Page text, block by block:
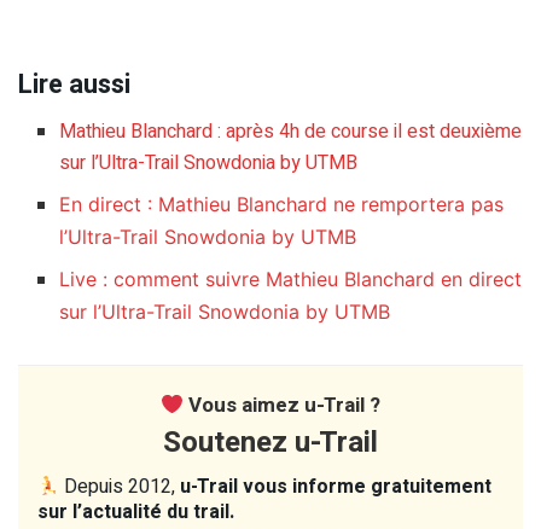
Lire aussi
Mathieu Blanchard : après 4h de course il est deuxième
sur l’Ultra-Trail Snowdonia by UTMB
En direct : Mathieu Blanchard ne remportera pas
l’Ultra-Trail Snowdonia by UTMB
Live : comment suivre Mathieu Blanchard en direct
sur l’Ultra-Trail Snowdonia by UTMB
Vous aimez u-Trail ?
Soutenez u-Trail
Depuis 2012, u-Trail vous informe gratuitement
sur l’actualité du trail.